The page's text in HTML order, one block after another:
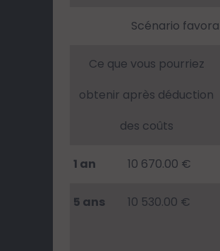
Scénario
Ce que vous pourriez
obtenir après déduction
des coûts
1 an 10 670.00 €
5 ans 10 530.00 €